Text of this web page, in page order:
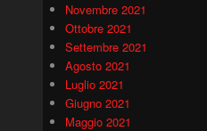
Novembre 2021
Ottobre 2021
Settembre 2021
Agosto 2021
Luglio 2021
Giugno 2021
Maggio 2021